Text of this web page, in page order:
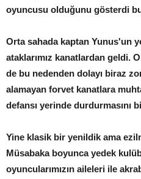
oyuncusu olduğunu gösterdi
Orta sahada kaptan Yunus'un
ataklarımız kanatlardan geldi.
de bu nedenden dolayı biraz
alamayan forvet kanatlara
defansı yerinde durdurmasını
Yine klasik bir yenildik ama
Müsabaka boyunca yedek
oyuncularımızın aileleri ile